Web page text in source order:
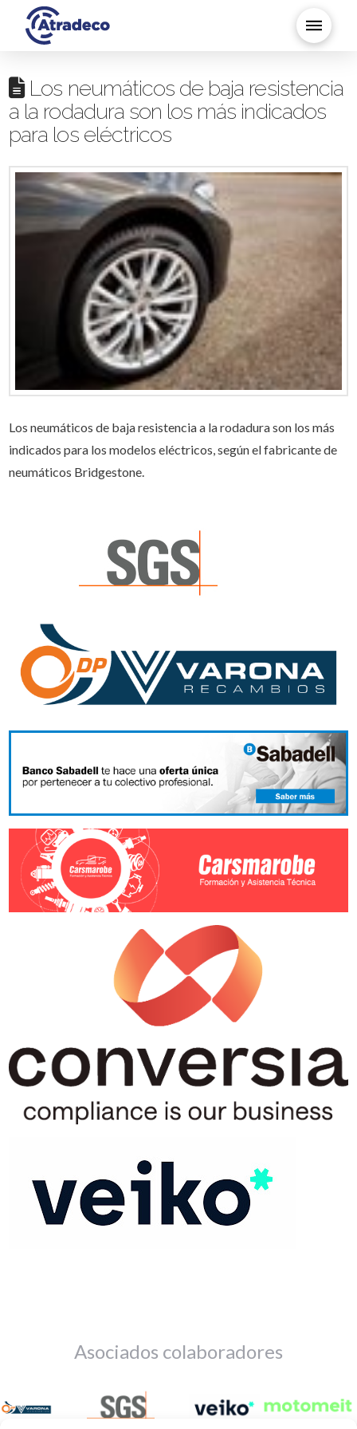
Los neumáticos de baja resistencia
a la rodadura son los más indicados
para los eléctricos
Los neumáticos de baja resistencia a la rodadura son los más
indicados para los modelos eléctricos, según el fabricante de
neumáticos Bridgestone.
Asociados colaboradores